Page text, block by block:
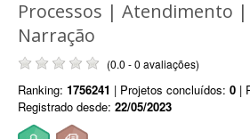
Processos | Atendimento |
Narração
(0.0 - 0 avaliações)
Ranking: 1756241 | Projetos concluídos: 0 |
Registrado desde: 22/05/2023